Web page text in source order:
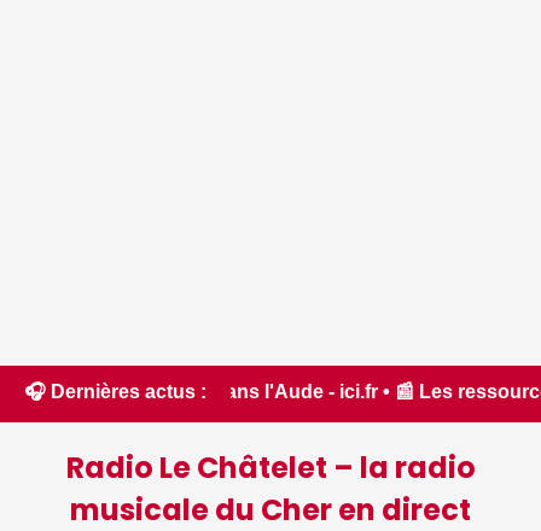
🎧 Dernières actus :
dans l'Aude - ici.fr • 📰 Les ressources en eau
Radio Le Châtelet – la radio
musicale du Cher en direct